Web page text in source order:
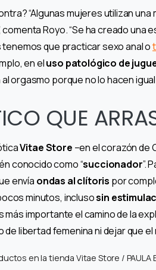
“Algunas mujeres utilizan
Royo. “Se ha creado una
tenemos que practicar sexo anal o
en eluso patológico de
orgasmo porque no lo hacen
QUE
Vitae Store –en el corazón de
conocido como “succionador”.
envía ondas al clítoris por
minutos, inclusosin
más importante el camino de la
libertad femenina ni dejar que
en la tienda Vitae Store / PAULA